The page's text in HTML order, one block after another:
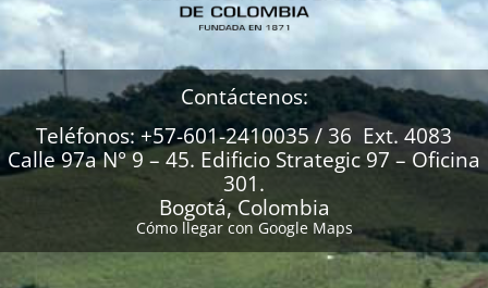
Contáctenos:
Teléfonos: +57-601-2410035 / 36 Ext. 4083
Calle 97a N° 9 – 45. Edificio Strategic 97 – Oficina
301.
Bogotá, Colombia
Cómo llegar con Google Maps